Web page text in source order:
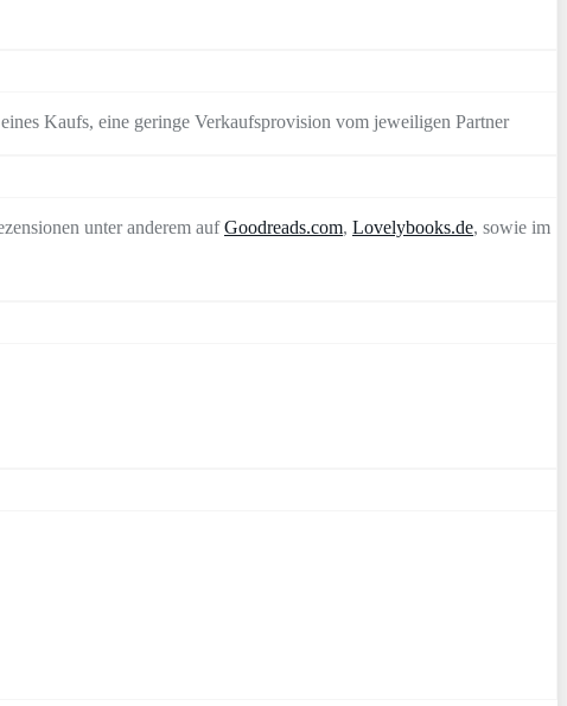
Kaufs, eine geringe Verkaufsprovision vom jeweiligen Partner
unter anderem aufGoodreads.com, Lovelybooks.de, sowie im